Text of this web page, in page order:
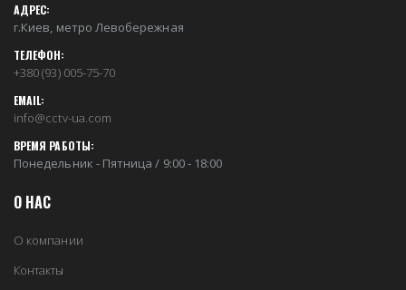
АДРЕС:
г.Киев, метро Левобережная
ТЕЛЕФОН:
+380 (93) 005-75-70
EMAIL:
info@cctv-ua.com
ВРЕМЯ РАБОТЫ:
Понедельник - Пятница / 9:00 - 18:00
О НАС
О компании
Контакты